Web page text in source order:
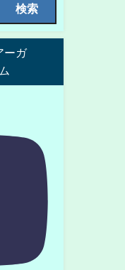
検索
ーガ